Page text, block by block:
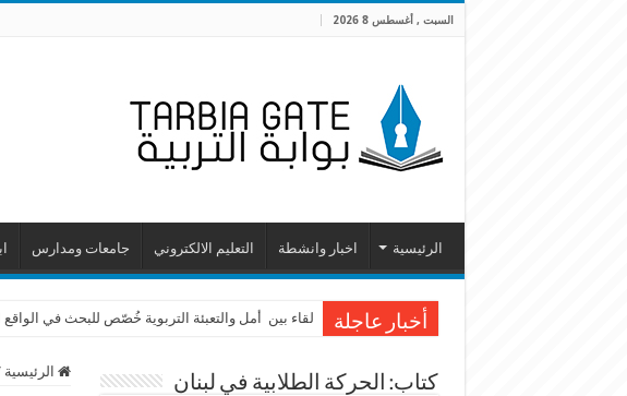
السبت , أغسطس 8 2026
الرئيسية اخبار وانشطة التعليم الالكتروني جامعات ومدارس
أخبار عاجلة لقاء بين أمل والتعبئة التربوية خُصّص للبحث في الواقع
الرئيسية
كتاب: الحركة الطلابية في لبنان